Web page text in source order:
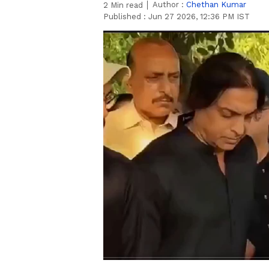
2 Min read Author : Chethan Kumar
Published : Jun 27 2026, 12:36 PM IST